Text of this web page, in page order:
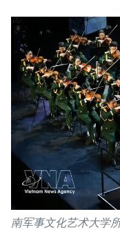
南军事文化艺术大学